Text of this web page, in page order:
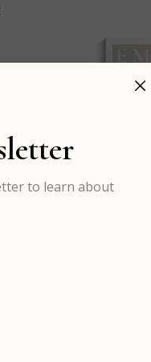
to learn about